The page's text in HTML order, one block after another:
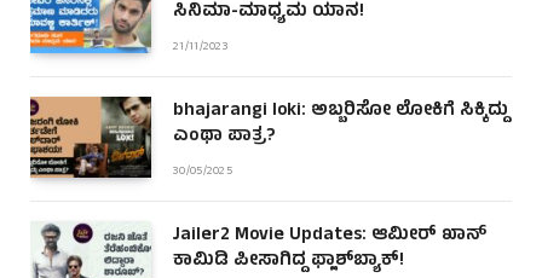
ಸಿನಿಮಾ-ಮಾಧ್ಯಮ ಯಾನ!
21/11/2023
bhajarangi loki: ಅಬ್ಬರಿಸೋ ಲೋಕಿಗೆ ಸಿಕ್ಕಿದ್ದು
ಎಂಥಾ ಪಾತ್ರ?
30/05/2025
Jailer2 Movie Updates: ಆಮೀರ್ ಖಾನ್
ಕಾಮಿಡಿ ಪೀಸಾಗಿದ್ದ ಫ್ಲಾಶ್‌ಬ್ಯಾಕ್!